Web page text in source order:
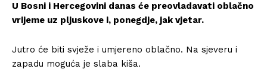
U Bosni i Hercegovini danas će preovladavati oblačno
vrijeme uz pljuskove i, ponegdje, jak vjetar.
Jutro će biti svježe i umjereno oblačno. Na sjeveru i
zapadu moguća je slaba kiša.